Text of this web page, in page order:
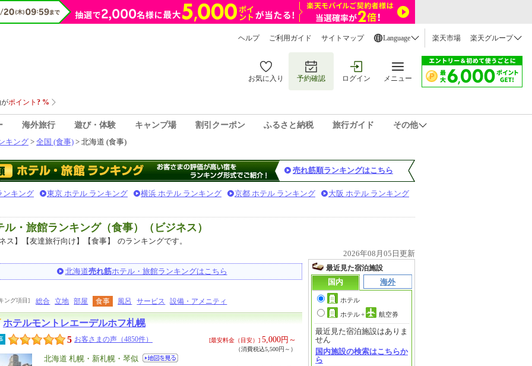
ヘルプ ご利用ガイド サイトマップ Language 楽天市場 楽天グループ
お気に入り 予約確認 ログイン メニュー
海外旅行 遊び・体験 キャンプ場 割引クーポン ふるさと納税 旅行ガイド
その他
キング > 全国 (食事) > 北海道 (食事)
売れ筋順ランキングはこちら
ンキング 東京 ホテル ランキング 横浜 ホテル ランキング 京都 ホテル ランキング 大阪 ホテル ランキング
・旅館ランキング（食事）（ビジネス）
ス】【友達旅行向け】【食事】
のランキングです。
2026年08月05日更新
北海道売れ筋ホテル・旅館ランキングはこちら
ング項目] 総合 立地 部屋 食事 風呂 サービス 設備・アメニティ
ホテルモントレエーデルホフ札幌
5 お客さまの声（4850件） [最安料金（目安）] 5,000円～
（消費税込5,500円～）
エ
北海道 札幌・新札幌・琴似
最近見た宿泊施設
国内
海外
ホテル
ホテル+ 航空券
最近見た宿泊施設はありま
せん
国内施設の検索はこちらか
ら